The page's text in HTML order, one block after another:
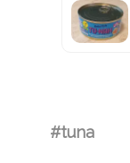
#tuna